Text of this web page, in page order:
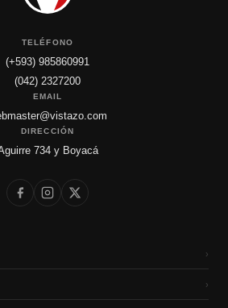
TELÉFONO
(+593) 985860991
(042) 2327200
EMAIL
DIRECCIÓN
734 y Boyacá
›
›